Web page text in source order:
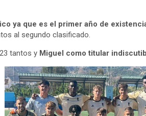
ya que es el primer año de
al segundo clasificado.
tantos y Miguel como titular